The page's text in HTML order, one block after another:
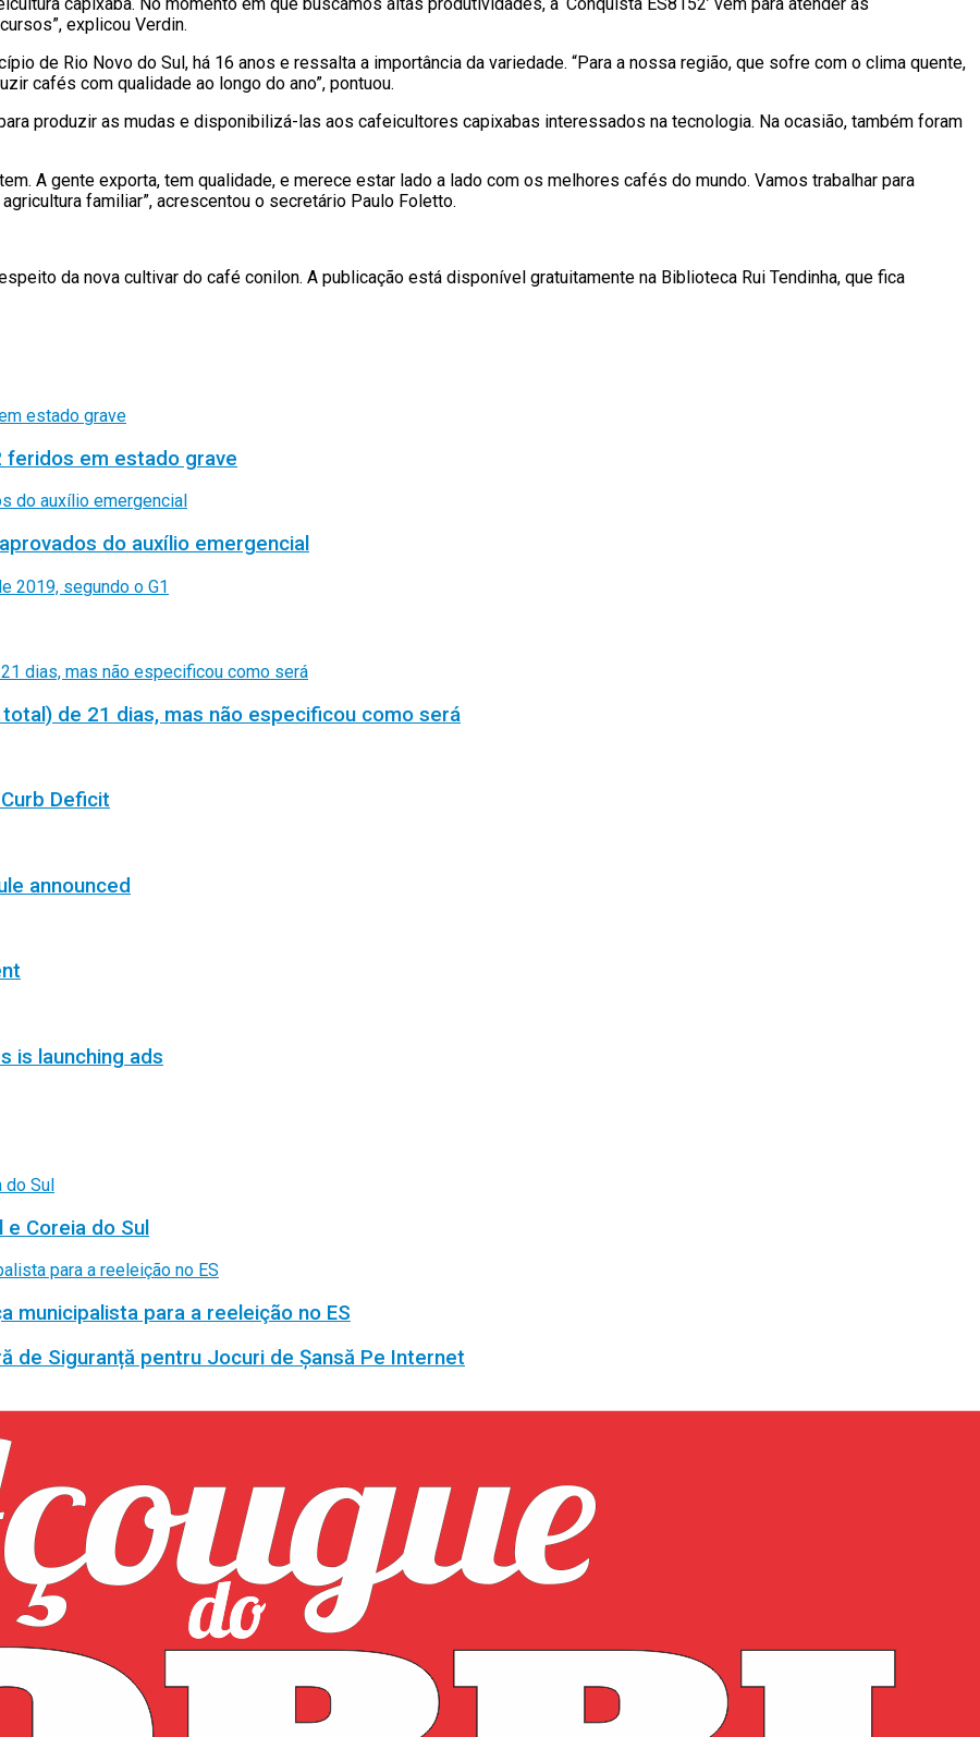
explicou Verdin.
de Rio Novo do Sul, há 16 anos e ressalta a importância da variedade. “Para a nossa região, que sofre com o clima quente,
cafés com qualidade ao longo do ano”, pontuou.
produzir as mudas e disponibilizá-las aos cafeicultores capixabas interessados na tecnologia. Na ocasião, também foram
A gente exporta, tem qualidade, e merece estar lado a lado com os melhores cafés do mundo. Vamos trabalhar para
familiar”, acrescentou o secretário Paulo Foletto.
da nova cultivar do café conilon. A publicação está disponível gratuitamente na Biblioteca Rui Tendinha, que fica
feridos em estado grave
do auxílio emergencial
de 21 dias, mas não especificou como será
Deficit
announced
is launching ads
Coreia do Sul
municipalista para a reeleição no ES
de Siguranță pentru Jocuri de Șansă Pe Internet